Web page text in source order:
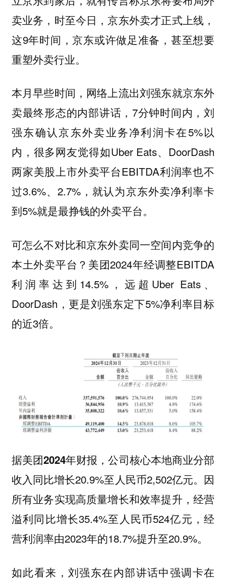
卖业务，时至今日，京东外卖才正式上线，
这9年时间， 京东或许做足准备，甚至想要
重塑外卖行业。
本月早些时间，网络上流出刘强东就京东外
卖最终形态的内部讲话，7分钟时间内，刘
强东确认京东外卖业务净利润卡在5%以
内，很多网友觉得如Uber Eats、DoorDash
两家美股上市外卖平台EBITDA利润率也不
过3.6%、2.7%，就认为京东外卖净利率卡
到5%就是最挣钱的外卖平台。
可怎么不对比和京东外卖同一空间内竞争的
本土外卖平台？ 美团2024年经调整EBITDA
利润率达到14.5%，远超Uber Eats、
DoorDash，更是刘强东定下5%净利率目标
的近3倍。
据美团2024年财报 ，公司核心本地商业分部
收入同比增长20.9%至人民币2,502亿元。因
所有业务实现高质量增长和效率提升，经营
溢利同比增长35.4%至人民币524亿元，经
营利润率由2023年的18.7%提升至20.9%。
如此看来，刘强东在内部讲话中强调卡在